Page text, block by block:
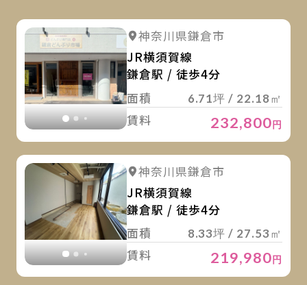
詳細を見る
神奈川県鎌倉市
JR横須賀線
鎌倉駅 / 徒歩4分
面積
6.71坪 / 22.18㎡
賃料 232,800円
詳細を見る
神奈川県鎌倉市
JR横須賀線
鎌倉駅 / 徒歩4分
面積
8.33坪 / 27.53㎡
賃料 219,980円